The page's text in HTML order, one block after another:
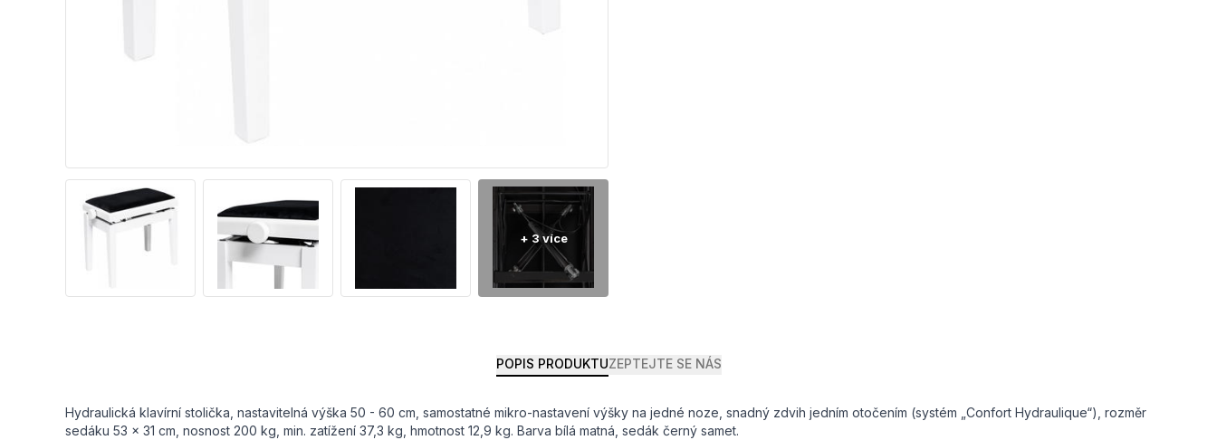
POPIS PRODUKTUZEPTEJTE SE NÁS
Hydraulická klavírní stolička, nastavitelná výška 50 - 60 cm, samostatné mikro-nastavení výšky na jedné noze, snadný zdvih jedním otočením (systém „Confort Hydraulique“), rozměr
sedáku 53 x 31 cm, nosnost 200 kg, min. zatížení 37,3 kg, hmotnost 12,9 kg. Barva bílá matná, sedák černý samet.